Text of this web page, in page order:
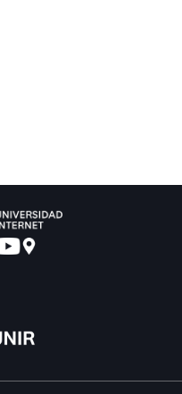
durante el año